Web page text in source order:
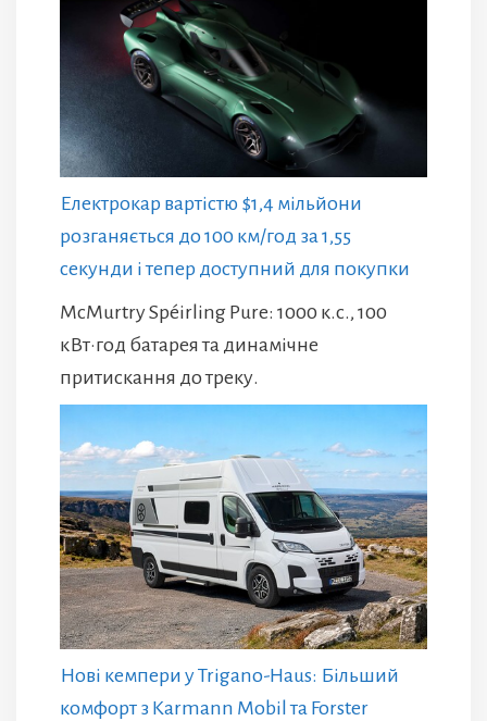
Електрокар вартістю $1,4 мільйони
розганяється до 100 км/год за 1,55
секунди і тепер доступний для покупки
McMurtry Spéirling Pure: 1000 к.с., 100
кВт·год батарея та динамічне
притискання до треку.
Нові кемпери у Trigano-Haus: Більший
комфорт з Karmann Mobil та Forster